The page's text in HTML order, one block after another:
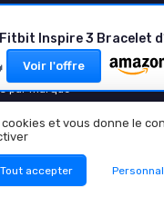
Voir l'offre
haut de gamme
par usage
par profil
par marque
par budget
et vous donne le
Tout accepter